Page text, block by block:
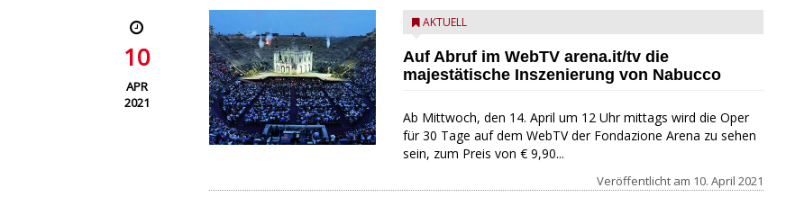
10
APR
2021
AKTUELL
Auf Abruf im WebTV arena.it/tv die
majestätische Inszenierung von Nabucco
Ab Mittwoch, den 14. April um 12 Uhr mittags wird die Oper
für 30 Tage auf dem WebTV der Fondazione Arena zu sehen
sein, zum Preis von € 9,90...
Veröffentlicht am 10. April 2021